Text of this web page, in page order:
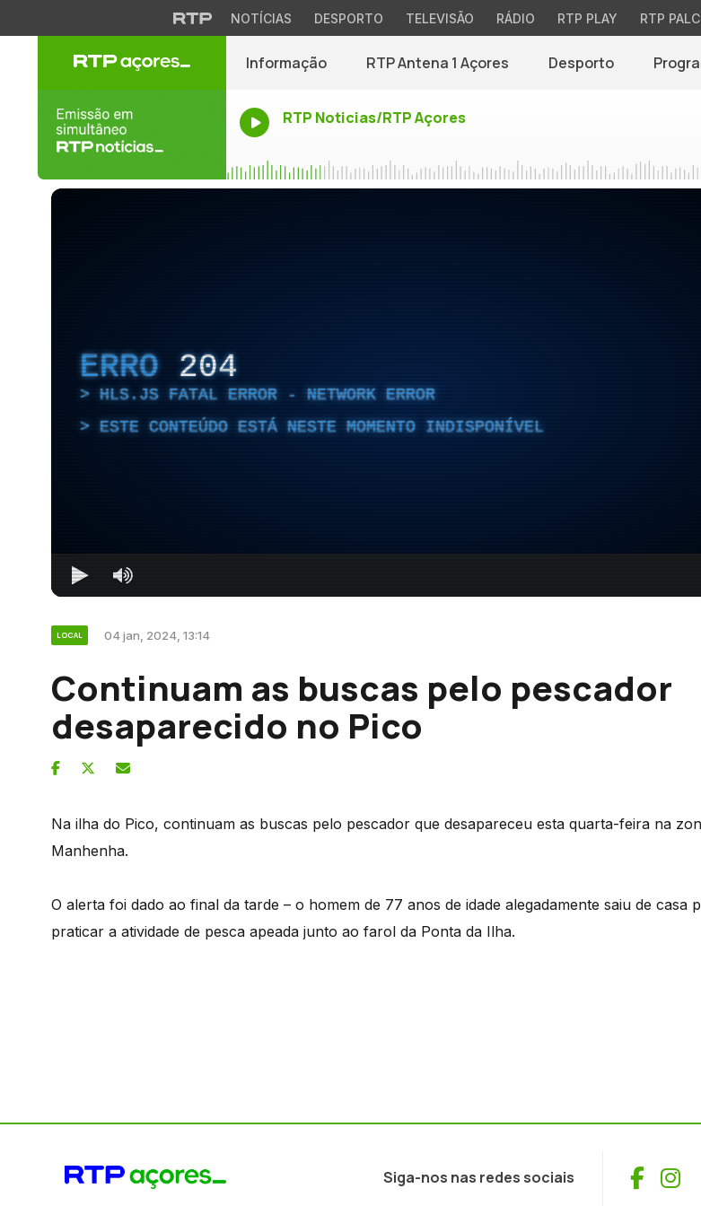
NOTÍCIAS DESPORTO TELEVISÃO RÁDIO RTP PLAY RTP
Informação RTP Antena 1 Açores Desporto
RTP Noticias/RTP Açores
ERRO 204
HLS.JS FATAL ERROR - NETWORK ERROR
ESTE CONTEÚDO ESTÁ NESTE MOMENTO INDISPONÍVEL
LOCAL 04 jan, 2024, 13:14
Continuam as buscas pelo pescador
desaparecido no Pico
Na ilha do Pico, continuam as buscas pelo pescador que desapareceu esta quarta-feira na
Manhenha.
O alerta foi dado ao final da tarde – o homem de 77 anos de idade alegadamente saiu de casa
praticar a atividade de pesca apeada junto ao farol da Ponta da Ilha.
Siga-nos nas redes sociais